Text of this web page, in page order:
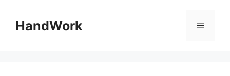
вмістуHandWork Меню